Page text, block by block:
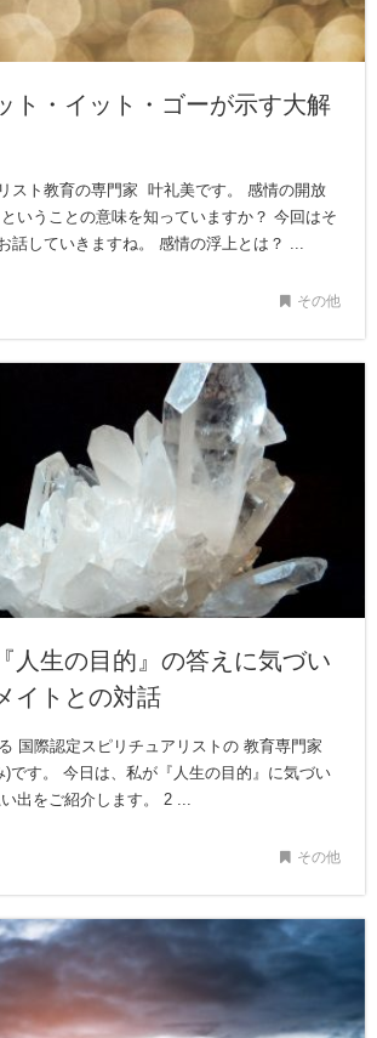
ト・イット・ゴーが示す大解
スト教育の専門家 叶礼美です。 感情の開放
いうことの意味を知っていますか？ 今回はそ
話していきますね。 感情の浮上とは？ ...
その他
人生の目的』の答えに気づい
イトとの対話
国際認定スピリチュアリストの 教育専門家
)です。 今日は、私が『人生の目的』に気づい
出をご紹介します。 2 ...
その他